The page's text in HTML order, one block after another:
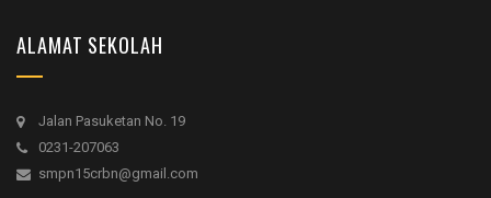
ALAMAT SEKOLAH
Jalan Pasuketan No. 19
0231-207063
smpn15crbn@gmail.com